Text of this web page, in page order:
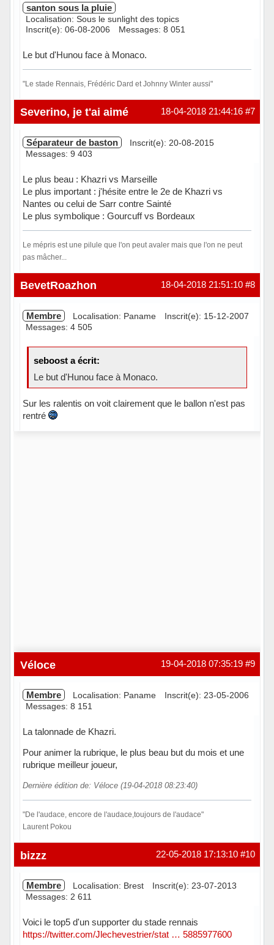
santon sous la pluie
Localisation: Sous le sunlight des topics
Inscrit(e): 06-08-2006
Messages: 8 051
Le but d'Hunou face à Monaco.
"Le stade Rennais, Frédéric Dard et Johnny Winter aussi"
Hors ligne #7
18-04-2018 21:44:16
Severino, je t'ai aimé
Séparateur de baston
Inscrit(e): 20-08-2015
Messages: 9 403
Le plus beau : Khazri vs Marseille
Le plus important : j'hésite entre le 2e de Khazri vs
Nantes ou celui de Sarr contre Sainté
Le plus symbolique : Gourcuff vs Bordeaux
Le mépris est une pilule que l'on peut avaler mais que l'on ne peut
pas mâcher...
Hors ligne #8
18-04-2018 21:51:10
BevetRoazhon
Membre Localisation: Paname
Inscrit(e): 15-12-2007
Messages: 4 505
seboost a écrit:
Le but d'Hunou face à Monaco.
Sur les ralentis on voit clairement que le ballon n'est pas
rentré
#9
19-04-2018 07:35:19
Véloce
Membre Localisation: Paname
Inscrit(e): 23-05-2006
Messages: 8 151
La talonnade de Khazri.
Pour animer la rubrique, le plus beau but du mois et une
rubrique meilleur joueur,
Dernière édition de: Véloce (19-04-2018 08:23:40)
"De l'audace, encore de l'audace,toujours de l'audace"
Laurent Pokou
Hors ligne #10
22-05-2018 17:13:10
bizzz
Membre Localisation: Brest
Inscrit(e): 23-07-2013
Messages: 2 611
Voici le top5 d'un supporter du stade rennais
https://twitter.com/Jlechevestrier/stat … 5885977600